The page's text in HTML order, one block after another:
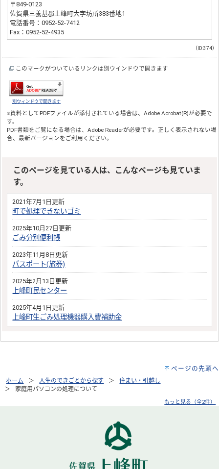
〒849-0123
佐賀県三養基郡上峰町大字坊所383番地1
電話番号：0952-52-7412
Fax：0952-52-4935
（ID:374）
このマークがついているリンクは別ウインドウで開きます
別ウィンドウで開きます
※資料としてPDFファイルが添付されている場合は、Adobe Acrobat(R)が必要で
す。
PDF書類をご覧になる場合は、Adobe Readerが必要です。正しく表示されない場
合、最新バージョンをご利用ください。
このページを見ている人は、こんなページも見ていま
す。
2021年7月1日更新
町で処理できないゴミ
2025年10月27日更新
ごみ分別便利帳
2023年11月8日更新
パスポート(旅券)
2025年2月13日更新
上峰町民センター
2025年4月1日更新
上峰町生ごみ処理機器購入費補助金
ページの先頭へ
ホーム 人生のできごとから探す
住まい・引越し
家庭用パソコンの処理について
もっと見る（全2件）